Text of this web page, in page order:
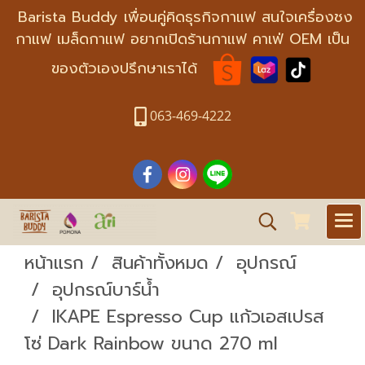
Barista Buddy เพื่อนคู่คิดธุรกิจกาแฟ สนใจเครื่องชง
กาแฟ เมล็ดกาแฟ อยากเปิดร้านกาแฟ คาเฟ่ OEM เป็น
ของตัวเองปรึกษาเราได้
063-469-4222
หน้าแรก สินค้าทั้งหมด
อุปกรณ์
อุปกรณ์บาร์น้ำ
IKAPE Espresso Cup แก้วเอสเปรส
โซ่ Dark Rainbow ขนาด 270 ml